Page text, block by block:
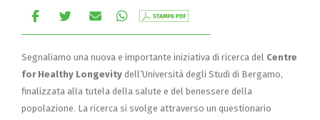
Segnaliamo una nuova e importante iniziativa di ricerca del Centre
for Healthy Longevity dell’Università degli Studi di Bergamo,
finalizzata alla tutela della salute e del benessere della
popolazione. La ricerca si svolge attraverso un questionario